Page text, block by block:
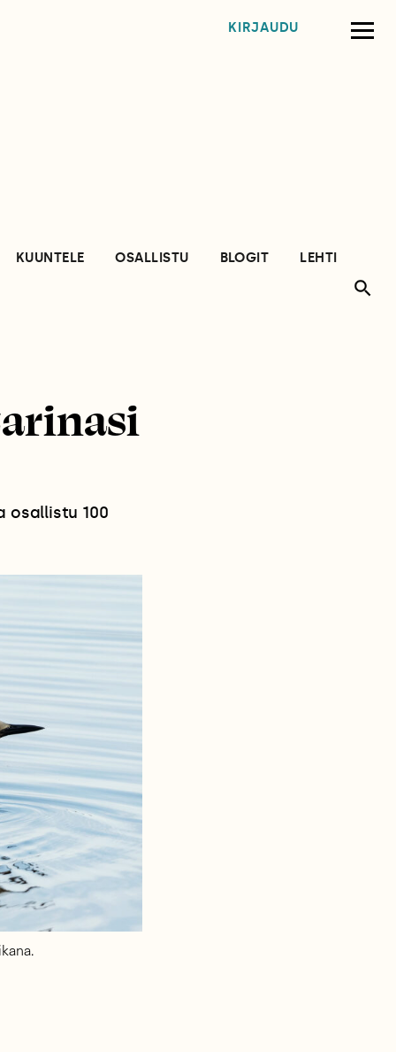
KIRJAUDU
KUUNTELE OSALLISTU BLOGIT
LEHTI
osallistu 100